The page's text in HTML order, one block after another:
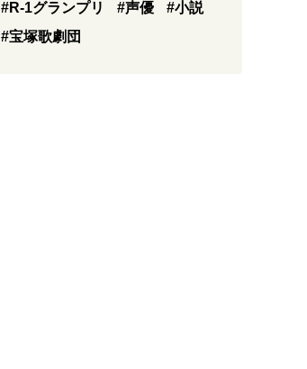
#R-1グランプリ
#声優
#小説
#宝塚歌劇団